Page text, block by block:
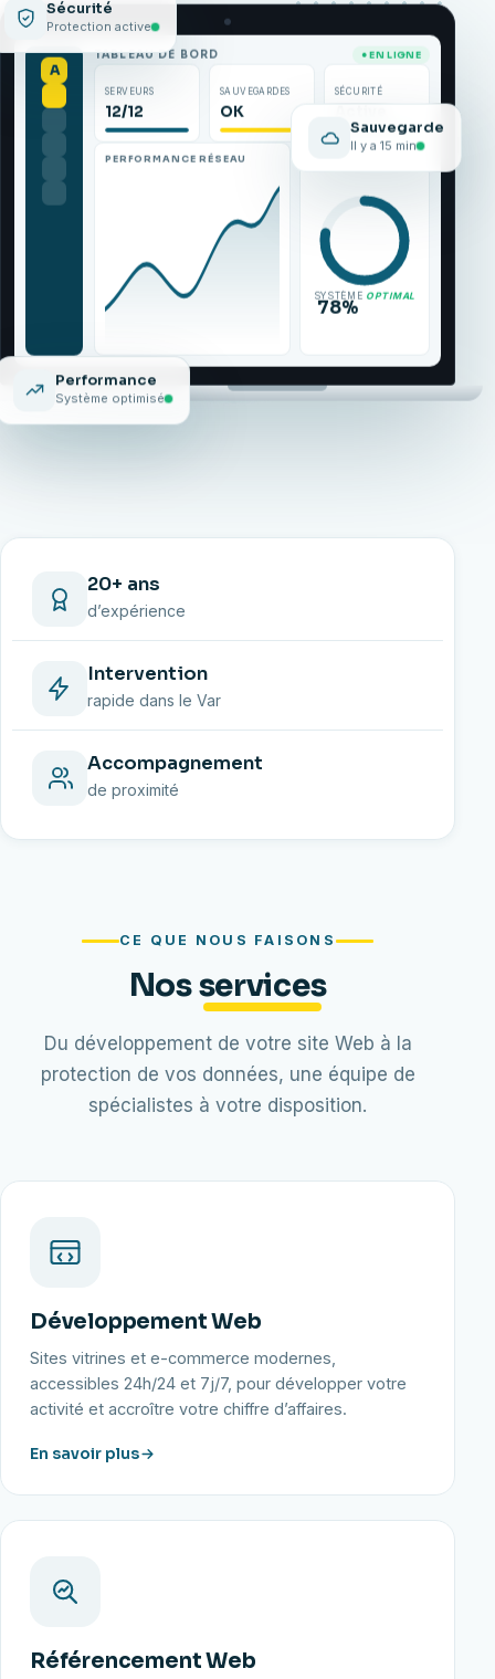
A
TABLEAU DE BORD ● EN LIGNE
SERVEURS
12/12
SAUVEGARDES
OK
SÉCURITÉ
PERFORMANCE RÉSEAU
78%
SYSTÈME OPTIMAL
Sécurité
Protection active
Sauvegarde
Il y a 15 min
Performance
Système optimisé
20+ ans
d’expérience
Intervention
rapide dans le Var
Accompagnement
de proximité
CE QUE NOUS FAISONS
Nosservices
Du développement de votre site Web à la
protection de vos données, une équipe de
spécialistes à votre disposition.
Développement Web
Sites vitrines et e-commerce modernes,
accessibles 24h/24 et 7j/7, pour développer votre
activité et accroître votre chiffre d’affaires.
En savoir plus
Référencement Web